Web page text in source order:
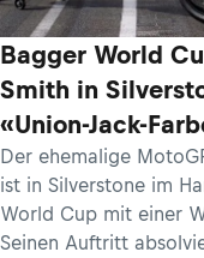
Bagger World
Smith in
«Union-Jack-
Der ehemalige
ist in Silverstone im
World Cup mit einer
Seinen Auftritt